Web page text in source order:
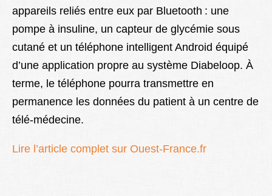
appareils reliés entre eux par Bluetooth : une
pompe à insuline, un capteur de glycémie sous
cutané et un téléphone intelligent Android équipé
d’une application propre au système Diabeloop. À
terme, le téléphone pourra transmettre en
permanence les données du patient à un centre de
télé-médecine.
Lire l’article complet sur Ouest-France.fr